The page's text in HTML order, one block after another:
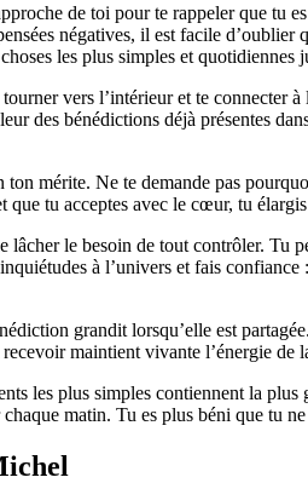
de toi pour te rappeler que tu
négatives, il est facile
les plus simples et
vers l’intérieur et te connecter
des bénédictions déjà présentes
mérite. Ne te demande pas
que tu acceptes avec le cœur, tu
lâcher le besoin de tout contrôler. Tu
à l’univers et fais
grandit lorsqu’elle est
maintient vivante l’énergie de
les plus simples contiennent la
chaque matin. Tu es plus béni que